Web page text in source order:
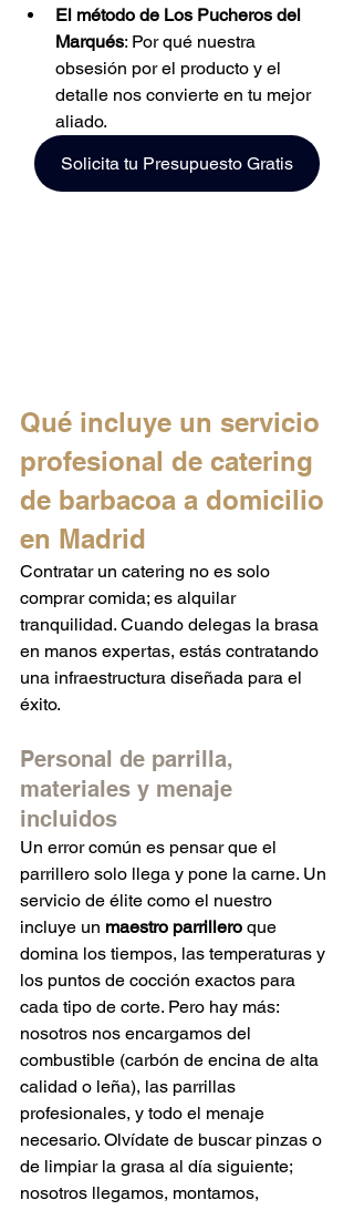
El método de Los Pucheros del
Marqués: Por qué nuestra
obsesión por el producto y el
detalle nos convierte en tu mejor
aliado.
Solicita tu Presupuesto Gratis
Qué incluye un servicio
profesional de catering
de barbacoa a domicilio
en Madrid
Contratar un catering no es solo
comprar comida; es alquilar
tranquilidad. Cuando delegas la brasa
en manos expertas, estás contratando
una infraestructura diseñada para el
éxito.
Personal de parrilla,
materiales y menaje
incluidos
Un error común es pensar que el
parrillero solo llega y pone la carne. Un
servicio de élite como el nuestro
incluye un maestro parrillero que
domina los tiempos, las temperaturas y
los puntos de cocción exactos para
cada tipo de corte. Pero hay más:
nosotros nos encargamos del
combustible (carbón de encina de alta
calidad o leña), las parrillas
profesionales, y todo el menaje
necesario. Olvídate de buscar pinzas o
de limpiar la grasa al día siguiente;
nosotros llegamos, montamos,